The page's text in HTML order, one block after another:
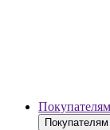
Покупателям
Покупателям